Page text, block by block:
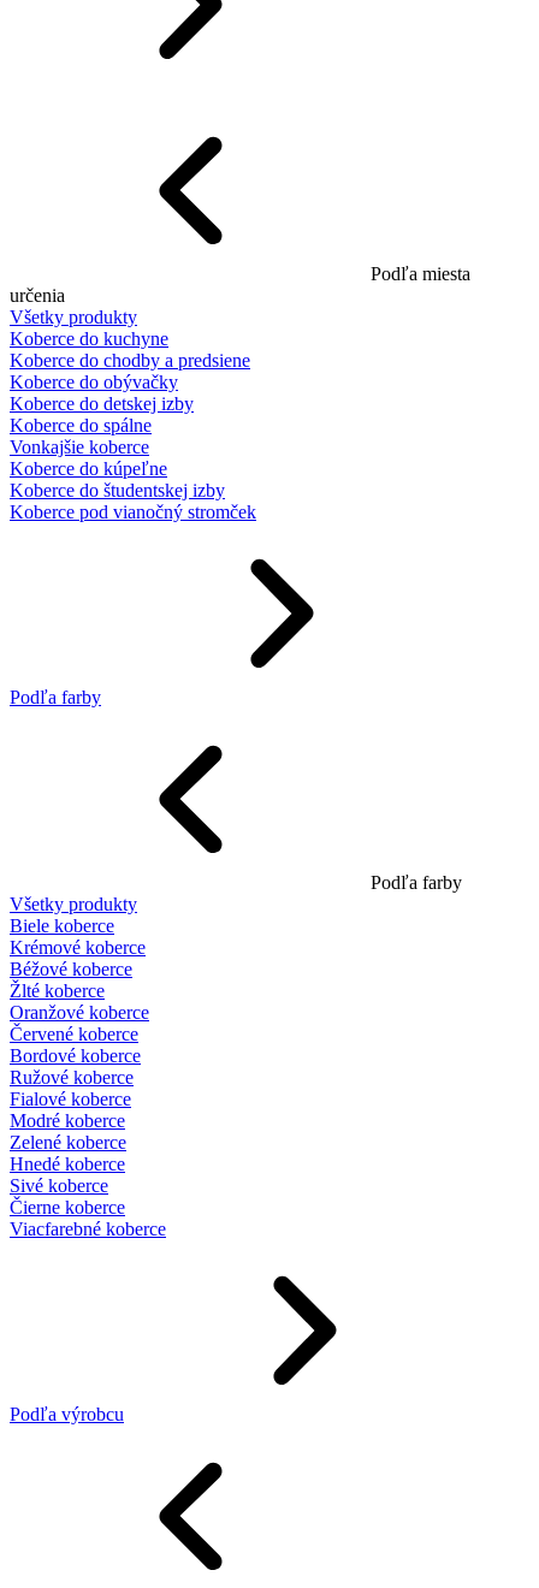
Podľa miesta
určenia
Všetky produkty
Koberce do kuchyne
Koberce do chodby a predsiene
Koberce do obývačky
Koberce do detskej izby
Koberce do spálne
Vonkajšie koberce
Koberce do kúpeľne
Koberce do študentskej izby
Koberce pod vianočný stromček
Podľa farby
Podľa farby
Všetky produkty
Biele koberce
Krémové koberce
Béžové koberce
Žlté koberce
Oranžové koberce
Červené koberce
Bordové koberce
Ružové koberce
Fialové koberce
Modré koberce
Zelené koberce
Hnedé koberce
Sivé koberce
Čierne koberce
Viacfarebné koberce
Podľa výrobcu